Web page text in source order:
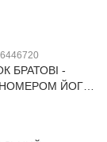
БРАТОВІ -
ЙОГО
+